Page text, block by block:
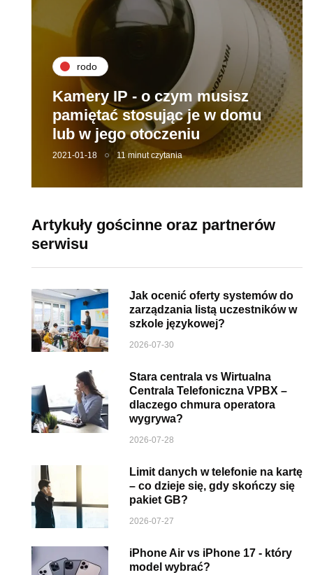
rodo
Kamery IP - o czym musisz
pamiętać stosując je w domu
lub w jego otoczeniu
2021-01-18 11 minut czytania
Artykuły gościnne oraz partnerów
serwisu
Jak ocenić oferty systemów do
zarządzania listą uczestników w
szkole językowej?
2026-07-30
Stara centrala vs Wirtualna
Centrala Telefoniczna VPBX –
dlaczego chmura operatora
wygrywa?
2026-07-28
Limit danych w telefonie na kartę
– co dzieje się, gdy skończy się
pakiet GB?
2026-07-27
iPhone Air vs iPhone 17 - który
model wybrać?